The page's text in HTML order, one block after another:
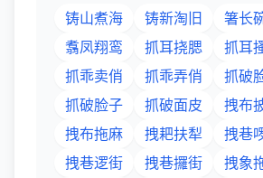
铸山煮海
铸新淘旧
箸长
翥凤翔鸾
抓耳挠腮
抓耳
抓乖卖俏
抓乖弄俏
抓破
抓破脸子
抓破面皮
拽布
拽布拖麻
拽耙扶犁
拽巷
拽巷逻街
拽巷攞街 拽象